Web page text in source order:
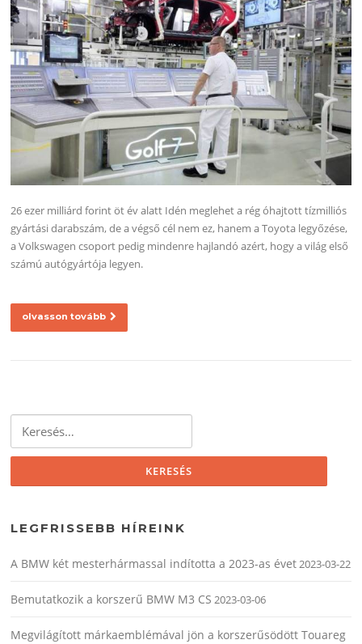
26 ezer milliárd forint öt év alatt Idén meglehet a rég óhajtott tízmilliós
gyártási darabszám, de a végső cél nem ez, hanem a Toyota legyőzése,
a Volkswagen csoport pedig mindenre hajlandó azért, hogy a világ első
számú autógyártója legyen.
olvasson tovább
LEGFRISSEBB HÍREINK
A BMW két mesterhármassal indította a 2023-as évet2023-03-22
Bemutatkozik a korszerű BMW M3 CS 2023-03-06
Megvilágított márkaemblémával jön a korszerűsödött Touareg